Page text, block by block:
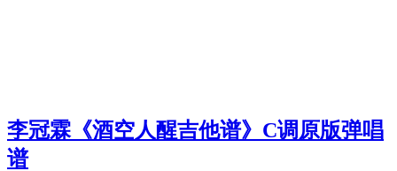
李冠霖《酒空人醒吉他谱》C调原版弹唱
谱